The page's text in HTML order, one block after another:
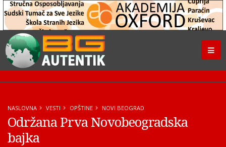
NASLOVNA VESTI OPŠTINE NOVI BEOGRAD
Održana Prva Novobeogradska
bajka